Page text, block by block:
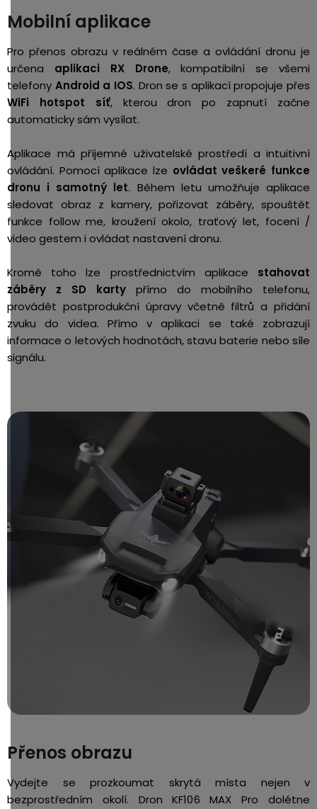
Mobilní aplikace
Pro přenos obrazu v reálném čase a ovládání dronu je
určena aplikaci RX Drone, kompatibilní se všemi
telefony Android a IOS. Dron se s aplikací propojuje přes
WiFi hotspot síť, kterou dron po zapnutí začne
automaticky sám vysílat.
Aplikace má příjemné uživatelské prostředí a intuitivní
ovládání. Pomocí aplikace lze ovládat veškeré funkce
dronu i samotný let. Během letu umožňuje aplikace
sledovat obraz z kamery, pořizovat záběry, spouštět
funkce follow me, kroužení okolo, traťový let, focení /
video gestem i ovládat nastavení dronu.
Kromě toho lze prostřednictvím aplikace stahovat
záběry z SD karty přímo do mobilního telefonu,
provádět postprodukční úpravy včetně filtrů a přidání
zvuku do videa. Přímo v aplikaci se také zobrazují
informace o letových hodnotách, stavu baterie nebo síle
signálu.
Přenos obrazu
Vydejte se prozkoumat skrytá místa nejen v
bezprostředním okolí. Dron KF106 MAX Pro dolétne